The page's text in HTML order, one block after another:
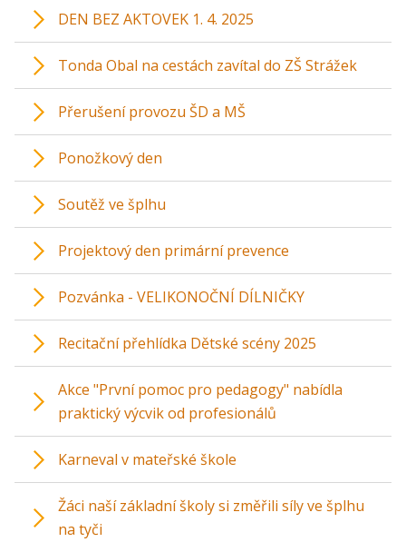
DEN BEZ AKTOVEK 1. 4. 2025
Tonda Obal na cestách zavítal do ZŠ Strážek
Přerušení provozu ŠD a MŠ
Ponožkový den
Soutěž ve šplhu
Projektový den primární prevence
Pozvánka - VELIKONOČNÍ DÍLNIČKY
Recitační přehlídka Dětské scény 2025
Akce "První pomoc pro pedagogy" nabídla
praktický výcvik od profesionálů
Karneval v mateřské škole
Žáci naší základní školy si změřili síly ve šplhu
na tyči